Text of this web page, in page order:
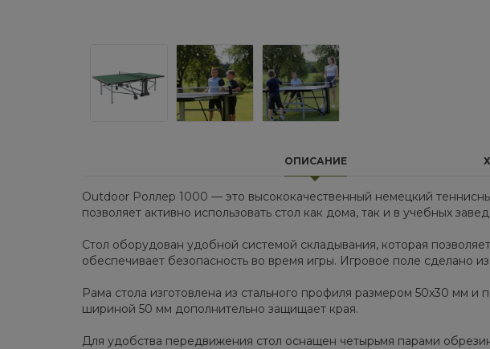
ОПИСАНИЕ
Outdoor Роллер 1000 — это высококачественный немецкий
позволяет активно использовать стол как дома, так и в учебных
Стол оборудован удобной системой складывания, которая
обеспечивает безопасность во время игры. Игровое поле сделано
Рама стола изготовлена из стального профиля размером 50x30 мм
шириной 50 мм дополнительно защищает края.
Для удобства передвижения стол оснащен четырьмя парами